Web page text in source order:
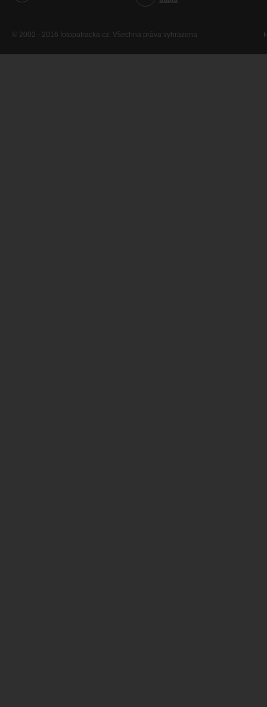
© 2002 - 2016 fotopatracka.cz. Všechna práva vyhrazena